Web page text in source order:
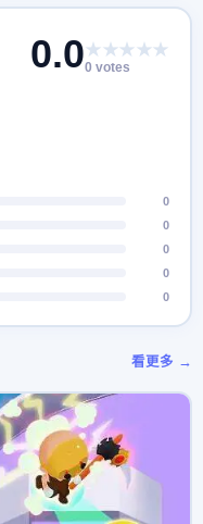
0.0★★★★★
0 votes
0
0
0
0
0
看更多 →